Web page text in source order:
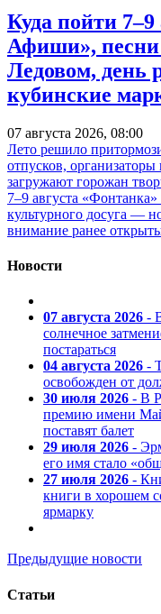
Куда пойти
Афиши»,
Ледовом, день
кубинские
07 августа 2026, 08:00
Лето решило
отпусков,
загружают горожан
7–9 августа
культурного досуга —
внимание ранее
Новости
07 августа 2026 -
солнечное
постараться
04 августа 2026 -
освобожден от
30 июля 2026 - В
премию имени
поставят балет
29 июля 2026 -
его имя стало
27 июля 2026 -
книги в хорошем
ярмарку
Предыдущие новости
Статьи